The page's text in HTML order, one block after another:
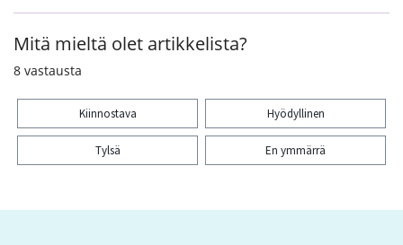
Mitä mieltä olet artikkelista?
8 vastausta
Kiinnostava Hyödyllinen
Tylsä En ymmärrä